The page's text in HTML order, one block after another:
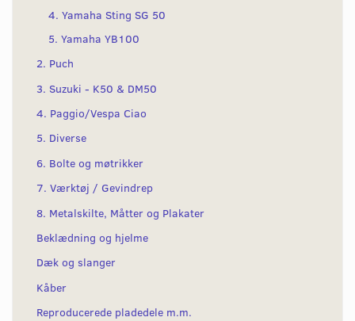
4. Yamaha Sting SG 50
5. Yamaha YB100
2. Puch
3. Suzuki - K50 & DM50
4. Paggio/Vespa Ciao
5. Diverse
6. Bolte og møtrikker
7. Værktøj / Gevindrep
8. Metalskilte, Måtter og Plakater
Beklædning og hjelme
Dæk og slanger
Kåber
Reproducerede pladedele m.m.